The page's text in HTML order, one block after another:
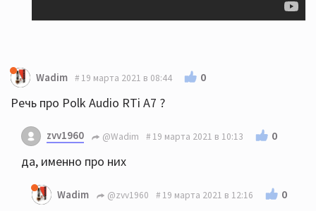
Wadim 19 марта 2021 в 08:44 0
Речь про Polk Audio RTi A7 ?
zvv1960 @Wadim 19 марта 2021 в 10:13 0
да, именно про них
Wadim @zvv1960 19 марта 2021 в 12:16 0